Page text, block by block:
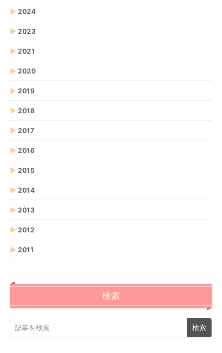
▶ 2024
▶ 2023
▶ 2021
▶ 2020
▶ 2019
▶ 2018
▶ 2017
▶ 2016
▶ 2015
▶ 2014
▶ 2013
▶ 2012
▶ 2011
検索